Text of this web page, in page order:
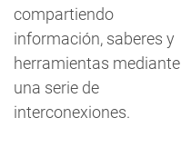
compartiendo
información, saberes y
herramientas mediante
una serie de
interconexiones.